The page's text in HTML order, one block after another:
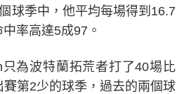
球季中，他平均每場得到16.7
率高達5成97。
為波特蘭拓荒者打了40場比
第2少的球季，過去的兩個球